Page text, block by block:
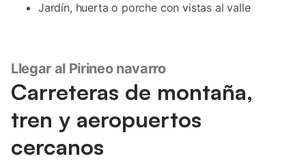
Jardín, huerta o porche con vistas al valle
Llegar al Pirineo navarro
Carreteras de montaña,
tren y aeropuertos
cercanos